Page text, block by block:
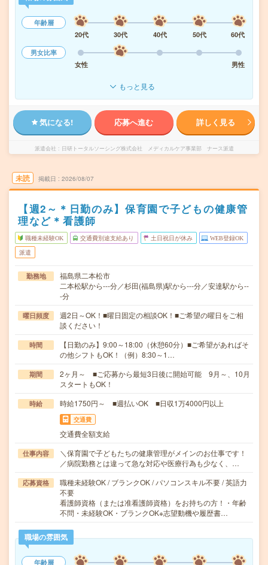
年齢層
20代
30代 40代 50代
60代
男女比率
女性
男性
もっと見る
気になる! 応募へ進む 詳しく見る
派遣会社 日研トータルソーシング株式会社 メディカルケア事業部 ナース派遣
未読 掲載日 2026/08/07
【週2～＊日勤のみ】保育園で子どもの健康管
理など＊看護師
職種未経験OK 交通費別途支給あり 土日祝日が休み WEB登録OK
派遣
勤務地
福島県二本松市
二本松駅から---分／杉田(福島県)駅から---分／安達駅から--
-分
曜日頻度
週2日～OK！■曜日固定の相談OK！■ご希望の曜日をご相
談ください！
時間
【日勤のみ】9:00～18:00（休憩60分）■ご希望があればそ
の他シフトもOK！（例）8:30～1…
期間
2ヶ月～ ■ご応募から最短3日後に開始可能 9月～、10月
スタートもOK！
時給 時給1750円～ ■週払いOK ■日収1万4000円以上
交通費
交通費全額支給
仕事内容
＼保育園で子どもたちの健康管理がメインのお仕事です！
／病院勤務とは違って急な対応や医療行為も少なく、…
応募資格
職種未経験OK / ブランクOK / パソコンスキル不要 / 英語力
不要
看護師資格（または准看護師資格）をお持ちの方！・年齢
不問・未経験OK・ブランクOK※志望動機や履歴書…
職場の雰囲気
年齢層